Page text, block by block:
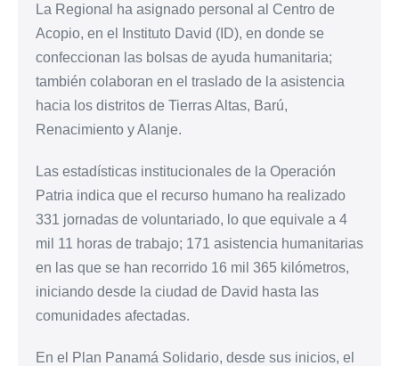
La Regional ha asignado personal al Centro de
Acopio, en el Instituto David (ID), en donde se
confeccionan las bolsas de ayuda humanitaria;
también colaboran en el traslado de la asistencia
hacia los distritos de Tierras Altas, Barú,
Renacimiento y Alanje.
Las estadísticas institucionales de la Operación
Patria indica que el recurso humano ha realizado
331 jornadas de voluntariado, lo que equivale a 4
mil 11 horas de trabajo; 171 asistencia humanitarias
en las que se han recorrido 16 mil 365 kilómetros,
iniciando desde la ciudad de David hasta las
comunidades afectadas.
En el Plan Panamá Solidario, desde sus inicios, el